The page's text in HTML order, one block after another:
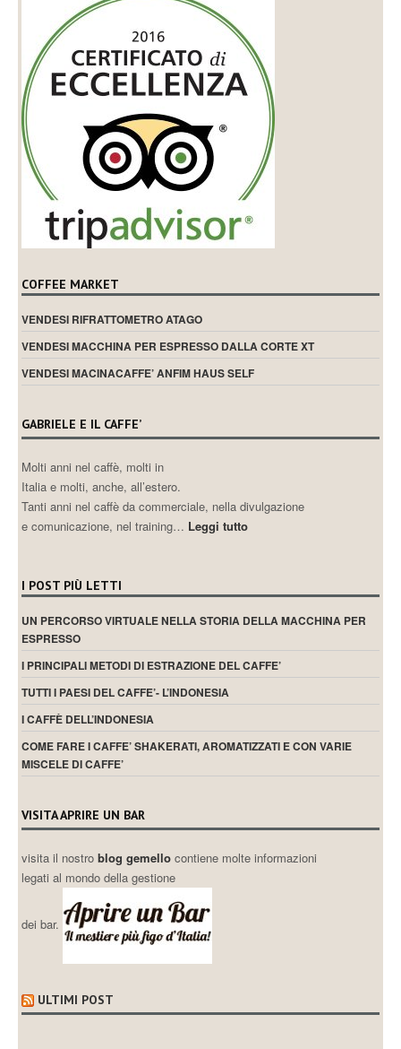
COFFEE MARKET
VENDESI RIFRATTOMETRO ATAGO
VENDESI MACCHINA PER ESPRESSO DALLA CORTE XT
VENDESI MACINACAFFE’ ANFIM HAUS SELF
GABRIELE E IL CAFFE’
Molti anni nel caffè, molti in
Italia e molti, anche, all’estero.
Tanti anni nel caffè da commerciale, nella divulgazione
e comunicazione, nel training… Leggi tutto
I POST PIÙ LETTI
UN PERCORSO VIRTUALE NELLA STORIA DELLA MACCHINA PER
ESPRESSO
I PRINCIPALI METODI DI ESTRAZIONE DEL CAFFE’
TUTTI I PAESI DEL CAFFE’- L’INDONESIA
I CAFFÈ DELL’INDONESIA
COME FARE I CAFFE’ SHAKERATI, AROMATIZZATI E CON VARIE
MISCELE DI CAFFE’
VISITA APRIRE UN BAR
visita il nostroblog gemellocontiene molte informazioni
legati al mondo della gestione
dei bar.
ULTIMI POST